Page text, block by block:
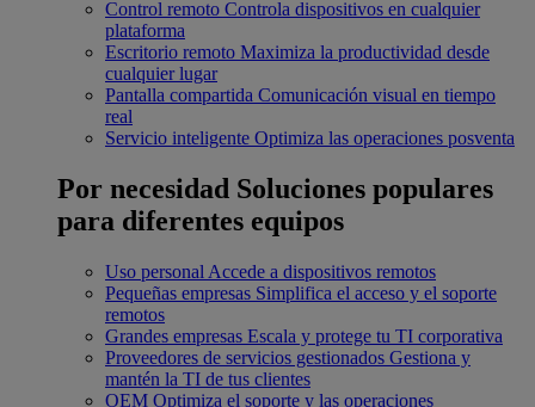
Control remoto Controla dispositivos en cualquier
plataforma
Escritorio remoto Maximiza la productividad desde
cualquier lugar
Pantalla compartida Comunicación visual en tiempo
real
Servicio inteligente Optimiza las operaciones posventa
Por necesidad Soluciones populares
para diferentes equipos
Uso personal Accede a dispositivos remotos
Pequeñas empresas Simplifica el acceso y el soporte
remotos
Grandes empresas Escala y protege tu TI corporativa
Proveedores de servicios gestionados Gestiona y
mantén la TI de tus clientes
OEM Optimiza el soporte y las operaciones